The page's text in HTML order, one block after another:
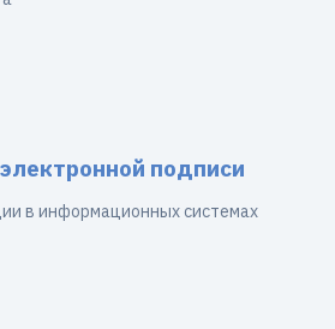
подписи
в информационных системах